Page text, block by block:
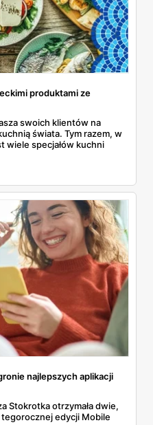
produktami ze
swoich klientów na
świata. Tym razem, w
wiele specjałów kuchni
najlepszych aplikacji
Stokrotka otrzymała dwie,
edycji Mobile